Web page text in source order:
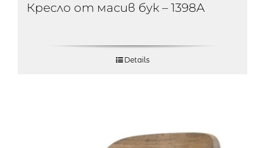
Кресло от масив бук – 1398A
Details